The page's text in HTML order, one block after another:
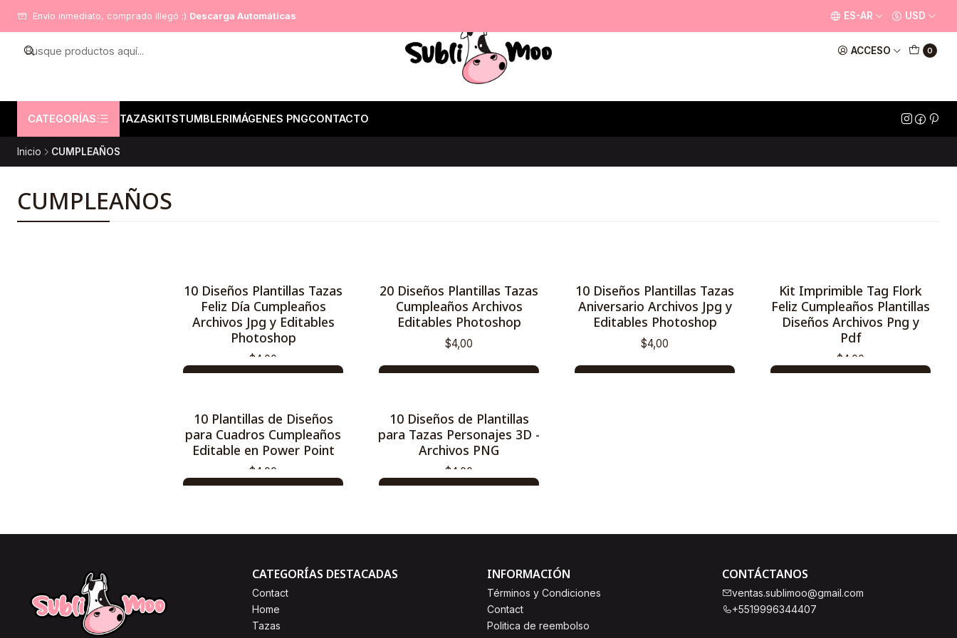
ACCESO 0
CATEGORÍAS TAZASKITSTUMBLERIMÁGENES PNGCONTACTO
Envío inmediato, comprado illegó :) Descarga Automáticas ES-AR USD
Inicio CUMPLEAÑOS
CUMPLEAÑOS
10 Diseños Plantillas Tazas
Feliz Día Cumpleaños
Archivos Jpg y Editables
Photoshop
$4,00
20 Diseños Plantillas Tazas
Cumpleaños Archivos
Editables Photoshop
$4,00
10 Diseños Plantillas Tazas
Aniversario Archivos Jpg y
Editables Photoshop
$4,00
Kit Imprimible Tag Flork
Feliz Cumpleaños Plantillas
Diseños Archivos Png y
Pdf
$4,00
10 Plantillas de Diseños
para Cuadros Cumpleaños
Editable en Power Point
$4,00
10 Diseños de Plantillas
para Tazas Personajes 3D -
Archivos PNG
$4,00
CATEGORÍAS DESTACADAS
Contact
Home
Tazas
INFORMACIÓN
Términos y Condiciones
Contact
Politica de reembolso
CONTÁCTANOS
ventas.sublimoo@gmail.com
+5519996344407